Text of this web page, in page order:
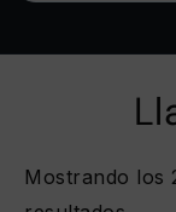
Mostrando los